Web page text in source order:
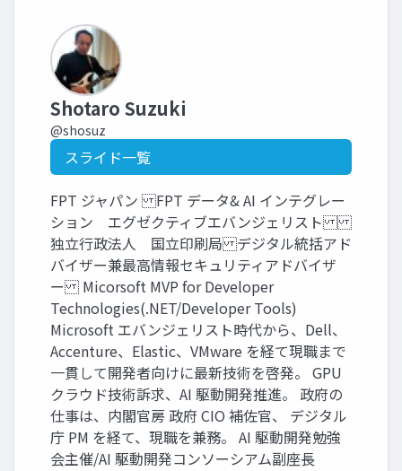
Shotaro Suzuki
@shosuz
スライド一覧
FPT ジャパン FPT データ& AI インテグレー
ション エグゼクティブエバンジェリスト
独立行政法人 国立印刷局 デジタル統括アド
バイザー兼最高情報セキュリティアドバイザ
ー Micorsoft MVP for Developer
Technologies(.NET/Developer Tools)
Microsoft エバンジェリスト時代から、Dell、
Accenture、Elastic、VMware を経て現職まで
一貫して開発者向けに最新技術を啓発。 GPU
クラウド技術訴求、AI 駆動開発推進。 政府の
仕事は、内閣官房 政府 CIO 補佐官、 デジタル
庁 PM を経て、現職を兼務。 AI 駆動開発勉強
会主催/AI 駆動開発コンソーシアム副座長